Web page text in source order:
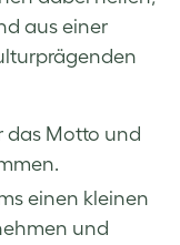
aus einer
das Motto und
einen kleinen
und